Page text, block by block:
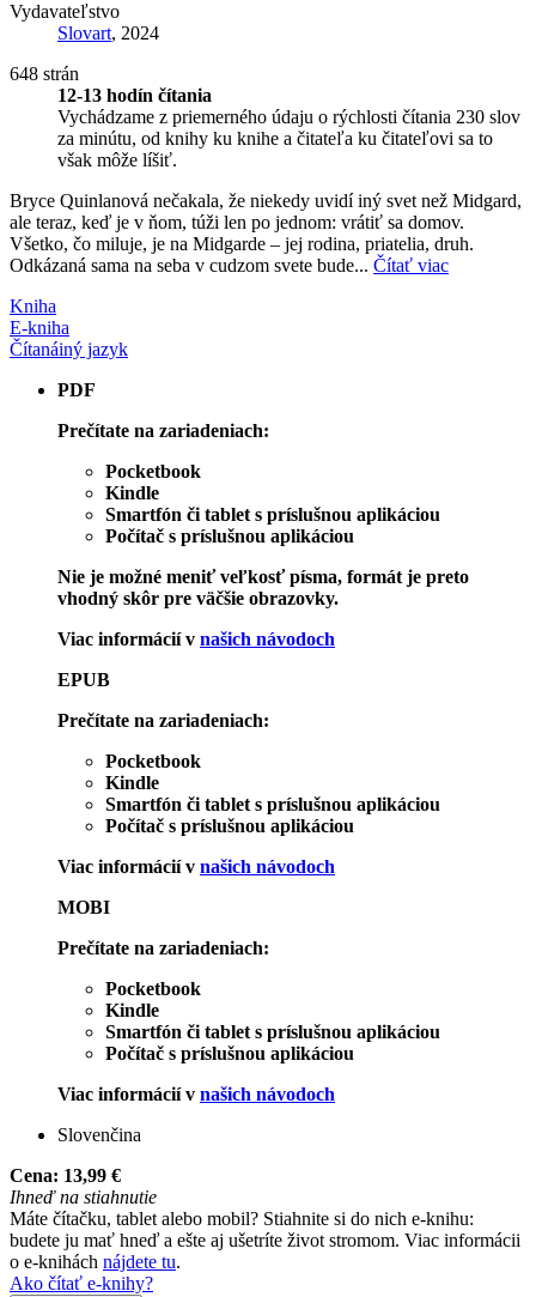
Vydavateľstvo
Slovart, 2024
648 strán
12-13 hodín čítania
Vychádzame z priemerného údaju o rýchlosti čítania 230 slov
za minútu, od knihy ku knihe a čitateľa ku čitateľovi sa to
však môže líšiť.
Bryce Quinlanová nečakala, že niekedy uvidí iný svet než Midgard,
ale teraz, keď je v ňom, túži len po jednom: vrátiť sa domov.
Všetko, čo miluje, je na Midgarde – jej rodina, priatelia, druh.
Odkázaná sama na seba v cudzom svete bude... Čítať viac
Kniha
E-kniha
Čítanáiný jazyk
PDF
Prečítate na zariadeniach:
Pocketbook
Kindle
Smartfón či tablet s príslušnou aplikáciou
Počítač s príslušnou aplikáciou
Nie je možné meniť veľkosť písma, formát je preto
vhodný skôr pre väčšie obrazovky.
Viac informácií v našich návodoch
EPUB
Prečítate na zariadeniach:
Pocketbook
Kindle
Smartfón či tablet s príslušnou aplikáciou
Počítač s príslušnou aplikáciou
Viac informácií v našich návodoch
MOBI
Prečítate na zariadeniach:
Pocketbook
Kindle
Smartfón či tablet s príslušnou aplikáciou
Počítač s príslušnou aplikáciou
Viac informácií v našich návodoch
Slovenčina
Cena: 13,99 €
Ihneď na stiahnutie
Máte čítačku, tablet alebo mobil? Stiahnite si do nich e-knihu:
budete ju mať hneď a ešte aj ušetríte život stromom. Viac informácii
o e-knihách nájdete tu.
Ako čítať e-knihy?